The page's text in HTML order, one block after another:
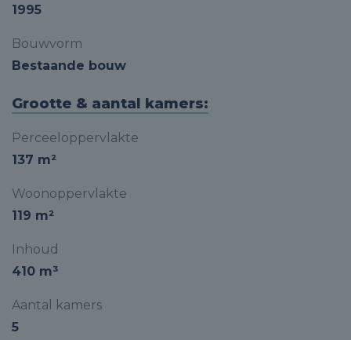
1995
Bouwvorm
Bestaande bouw
Grootte & aantal kamers:
Perceeloppervlakte
137 m²
Woonoppervlakte
119 m²
Inhoud
410 m³
Aantal kamers
5